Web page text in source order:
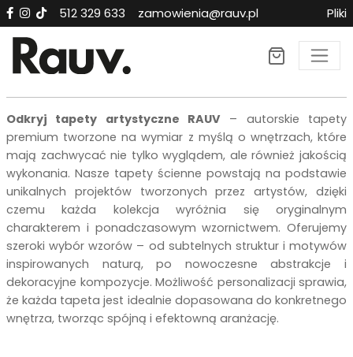
512 329 633 zamowienia@rauv.pl Pliki
Tapety premium RAUV
Odkryj tapety artystyczne RAUV – autorskie tapety
premium tworzone na wymiar z myślą o wnętrzach, które
mają zachwycać nie tylko wyglądem, ale również jakością
wykonania. Nasze tapety ścienne powstają na podstawie
unikalnych projektów tworzonych przez artystów, dzięki
czemu każda kolekcja wyróżnia się oryginalnym
charakterem i ponadczasowym wzornictwem. Oferujemy
szeroki wybór wzorów – od subtelnych struktur i motywów
inspirowanych naturą, po nowoczesne abstrakcje i
dekoracyjne kompozycje. Możliwość personalizacji sprawia,
że każda tapeta jest idealnie dopasowana do konkretnego
wnętrza, tworząc spójną i efektowną aranżację.